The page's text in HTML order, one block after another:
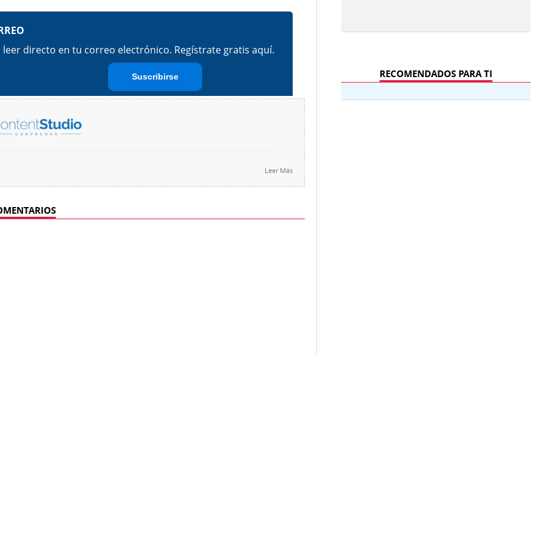
Leer Más
RECOMENDADOS PARA TI